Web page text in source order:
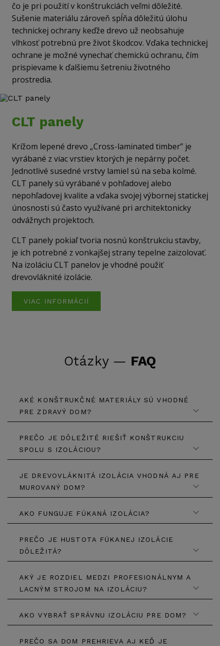
čo je pri použití v konštrukciách veľmi dôležité.
Sušenie materiálu zároveň spĺňa dôležitú úlohu
technickej ochrany keďže drevo už neobsahuje
vlhkosť potrebnú pre život škodcov. Vďaka technickej
ochrane je možné vynechať chemickú ochranu, čím
prispievame k ďalšiemu šetreniu životného
prostredia.
CLT panely
Krížom lepené drevo „Cross-laminated timber” je
vyrábané z viac vrstiev ktorých je nepárny počet.
Jednotlivé susedné vrstvy lamiel sú na seba kolmé.
CLT panely sú vyrábané v pohľadovej alebo
nepohľadovej kvalite a vďaka svojej výbornej statickej
únosnosti sú často využívané pri architektonicky
odvážnych projektoch.
CLT panely pokiaľ tvoria nosnú konštrukciu stavby,
je ich potrebné z vonkajšej strany tepelne zaizolovať.
Na izoláciu CLT panelov je vhodné použiť
drevovláknité izolácie.
VIAC INFORMÁCIÍ
Otázky — FAQ
AKÉ KONŠTRUKČNÉ MATERIÁLY SÚ VHODNÉ
PRE ZDRAVÝ DOM?
PREČO JE DÔLEŽITÉ RIEŠIŤ KONŠTRUKCIU
SPOLU S IZOLÁCIOU?
JE DREVOVLÁKNITÁ IZOLÁCIA VHODNÁ AJ PRE
MUROVANÝ DOM?
AKO FUNGUJE FÚKANÁ IZOLÁCIA?
PREČO JE HUSTOTA FÚKANEJ IZOLÁCIE
DÔLEŽITÁ?
AKÝ JE ROZDIEL MEDZI PROFESIONÁLNYM A
LACNÝM STROJOM NA IZOLÁCIU?
AKO VYBRAŤ SPRÁVNU IZOLÁCIU PRE DOM?
PREČO SA DOM PREHRIEVA AJ KEĎ JE